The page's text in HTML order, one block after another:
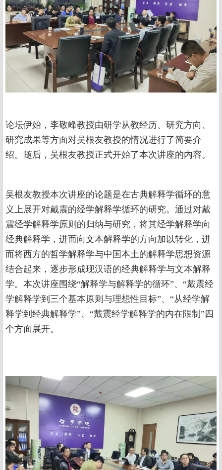
论坛伊始，李敬峰教授由研学从教经历、研究方向、
研究成果等方面对吴根友教授的情况进行了简要介
绍。随后，吴根友教授正式开始了本次讲座的内容。
吴根友教授本次讲座的论题是在古典解释学循环的意
义上展开对戴震的经学解释学循环的研究。通过对戴
震经学解释学原则的归纳与研究，将其经学解释学向
经典解释学，进而向文本解释学的方向加以转化，进
而将西方的哲学解释学与中国本土的解释学思想资源
结合起来，逐步形成现汉语的经典解释学与文本解释
学。本次讲座围绕“解释学与解释学的循环”、“戴震经
学解释学到三个基本原则与理想性目标”、“从经学解
释学到经典解释学”、“戴震经学解释学的内在限制”四
个方面展开。